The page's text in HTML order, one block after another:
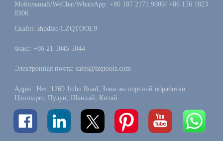
Мобильный/WeChat/WhatsApp: +86 187 2171 9909/ +86 156 1823
8306
Скайп: shpdlzq/LZQTOOL9
Факс: +86 21 5045 5044
Электронная почта: sales@lzqtools.com
Адрес: Нет. 1269 Jinhu Road, Зона экспортной обработки
Цзиньцяо, Пудун, Шанхай, Китай